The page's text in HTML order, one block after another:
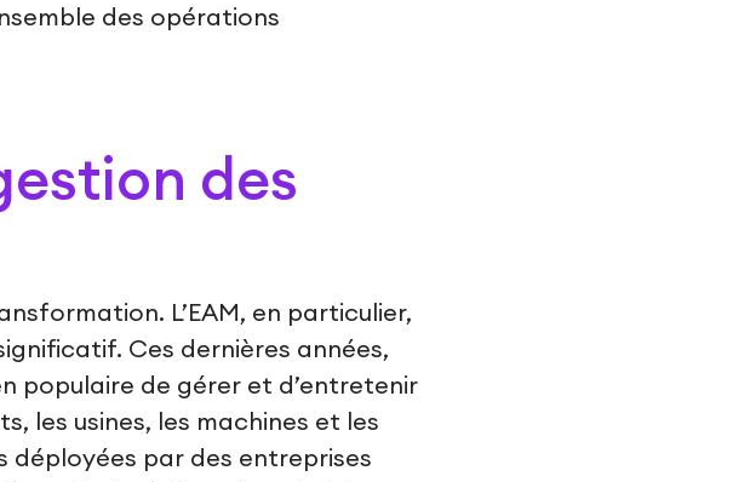
des opérations
des
L’EAM, en particulier,
Ces dernières années,
populaire de gérer et d’entretenir
les usines, les machines et les
déployées par des entreprises